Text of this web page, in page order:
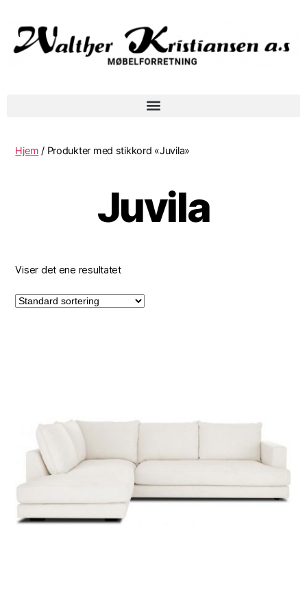
Hjem / Produkter med stikkord «Juvila»
Juvila
Viser det ene resultatet